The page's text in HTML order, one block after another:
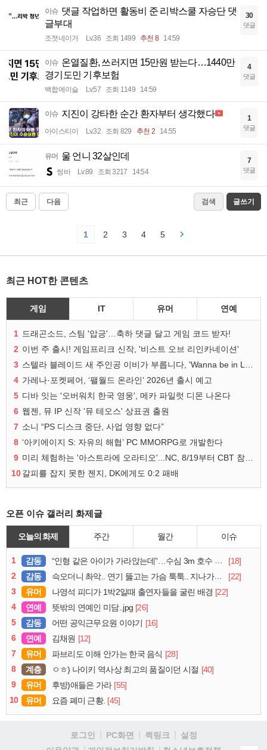
이슈 댓글 작업하면 활동비 준 리박스쿨 자승단 댓
글부대
조졋네이거 Lv.36 조회 1499 추천 8 14:59
30
댓글
이슈 온열질환, 쓰러지면 15만원 받는다…1440만
경기도민 기후보험
백합에이슬 Lv.57 조회 1149 14:59
4
댓글
이슈 지진이 강타한 순간 환자부터 생각했다
아이스티이 Lv.32 조회 829 추천 2 14:55
1
댓글
유머 울 언니 32살인데
썽바 Lv.89 조회 3217 14:54
7
댓글
최근 다음 검색 글쓰기
1 2 3 4 5
최근 HOT한 콘텐츠
게임 IT 유머 연예
1 드래곤소드, 스팀 '압긍'…축하 댓글 달고 게임 코드 받자!
2 이번 주 출시! 게임프리크 신작, '비스트 오브 리인카네이션'
3
4 가레나·포켓페어, ‘팰월드 온라인’ 2026년 출시 예고
5 디바 잇는 '오버워치 한국 영웅', 메카 파일럿 디몬 나온다
6 웹젠, 뮤 IP 신작 '뮤 테오스' 상표권 출원
7 소니 “PS 디스크 중단, 사업 영향 없다”
8 ‘아키에이지 S: 자유의 해협’ PC MMORPG로 개발한다
9
10갈피를 잡지 못한 젠지, DK에게도 0:2 패배
오픈 이슈 갤러리 화제글
오늘의 화제 주간 월간 이슈
1 감동 “인형 같은 아이가 가라앉는데”…수심 3m 호수 뛰어든 60대 의인
[18]
2
감동 슥오더니 촤악.. 연기 뚫고는 가슴 툭툭.. 지나가던 아재의 정체
[22]
3
유머 나영석 피디가 1박2일때 출연자들을 굴린 배경 [22]
4
연예 뜻밖의 연예인 미담..jpg [26]
5
감동 어떤 공익근무요원 이야기 [16]
6
연예 김채원 [12]
7
유머 파브리도 이해 안가는 한국 음식 [28]
8
계층 ㅇㅎ) 나이키 역사상 최고의 품질이던 시절 [40]
9
유머 후방)애들은 가라 [55]
10
유머 요즘 폐미 근황. [45]
로그인 PC화면 퀵링크
설정